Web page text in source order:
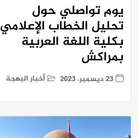
يوم تواصلي حول
تحليل الخطاب الإعلامي
بكلية اللغة العربية
بمراكش
23 ديسمبر، 2023 أخبار البهجة